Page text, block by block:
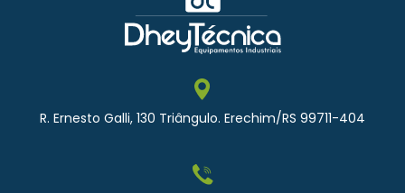
R. Ernesto Galli, 130 Triângulo. Erechim/RS 99711-404